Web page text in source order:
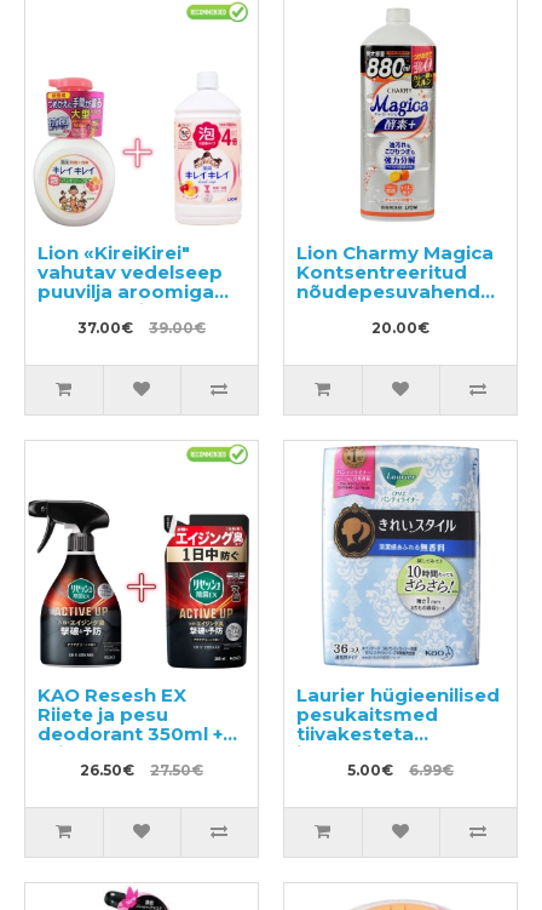
Lion «KireiKirei"
vahutav vedelseep
puuvilja aroomiga
500ml + täitepakend
800ml37.00€ 39.00€
Lion Charmy Magica
Kontsentreeritud
nõudepesuvahend
20.00€
KAO Resesh EX
Riiete ja pesu
deodorant 350ml +
täide 300ml
26.50€ 27.50€
Laurier hügieenilised
pesukaitsmed
tiivakesteta
igapäevaseks
kasutamiseks
14cm 36tk
5.00€ 6.99€